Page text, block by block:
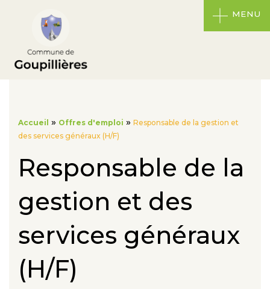
MENU
Accueil » Offres d'emploi » Responsable de la gestion et
des services généraux (H/F)
Responsable de la
gestion et des
services généraux
(H/F)